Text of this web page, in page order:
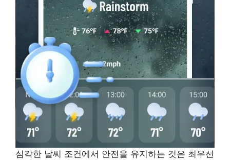
심각한 날씨 조건에서 안전을 유지하는 것은 최우선